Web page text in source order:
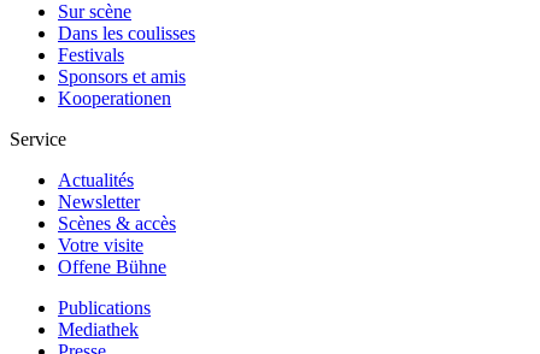
Sur scène
Dans les coulisses
Festivals
Sponsors et amis
Kooperationen
Service
Actualités
Newsletter
Scènes & accès
Votre visite
Offene Bühne
Publications
Mediathek